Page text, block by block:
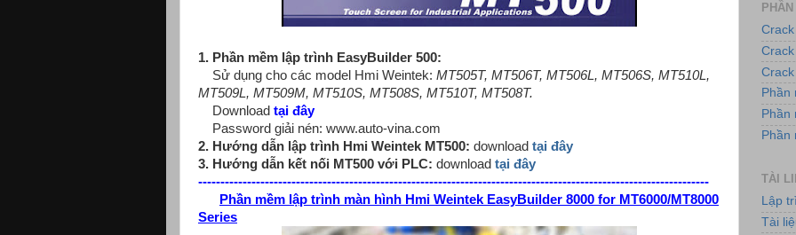
1. Phần mềm lập trình EasyBuilder 500:
Sử dụng cho các model Hmi Weintek: MT505T, MT506T, MT506L, MT506S, MT510L,
MT509L, MT509M, MT510S, MT508S, MT510T, MT508T.
Download tại đây
Password giải nén: www.auto-vina.com
2. Hướng dẫn lập trình Hmi Weintek MT500: download tại đây
3. Hướng dẫn kết nối MT500 với PLC: download tại đây
-------------------------------------------------------------------------------------------------------------------
Phần mềm lập trình màn hình Hmi Weintek EasyBuilder 8000 for MT6000/MT8000
Series
Phần
Phần
Phần
TÀI
Lập
Tài